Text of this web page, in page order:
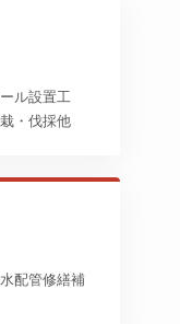
ル設置工
・伐採他
配管修繕補